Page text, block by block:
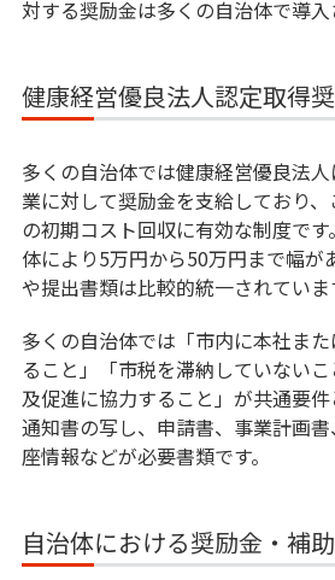
対する奨励金は多くの自治体で導入
健康経営優良法人認定取得
多くの自治体では健康経営優良法
業に対して奨励金を支給しており
の初期コスト回収に有効な制度で
体により5万円から50万円まで幅が
や提出書類は比較的統一されていま
多くの自治体では「市内に本社ま
ること」「市税を滞納していない
及促進に協力すること」が共通要
通知書の写し、申請書、事業計画
座情報などが必要書類です。
自治体における奨励金・補